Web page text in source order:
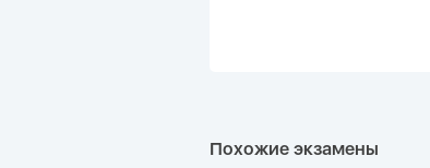
Похожие экзамены